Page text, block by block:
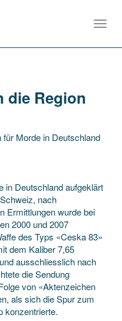
die Region
Morde in Deutschland
in Deutschland aufgeklärt
nach
Ermittlungen wurde bei
2000 und 2007
des Typs «Ceska 83»
dem Kaliber 7,65
ausschliesslich nach
die Sendung
von «Aktenzeichen
als sich die Spur zum
konzentrierte.